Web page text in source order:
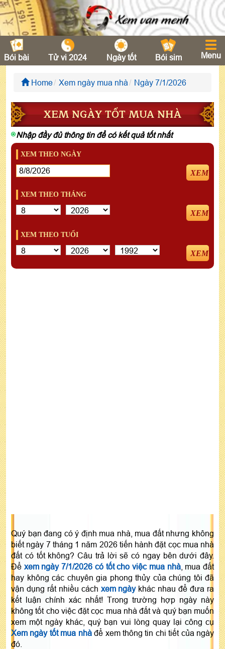
Bói bài Tử vi 2024 Ngày tốt Bói sim Menu
Home Xem ngày mua nhà Ngày 7/1/2026
XEM NGÀY TỐT MUA NHÀ
Nhập đầy đủ thông tin để có kết quả tốt nhất
XEM THEO NGÀY
XEM
XEM THEO THÁNG
XEM
XEM THEO TUỔI
XEM
Quý bạn đang có ý định mua nhà, mua đất nhưng không
biết ngày 7 tháng 1 năm 2026 tiến hành đặt cọc mua nhà
đất có tốt không? Câu trả lời sẽ có ngay bên dưới đây.
Để xem ngày 7/1/2026 có tốt cho việc mua nhà, mua đất
hay không các chuyên gia phong thủy của chúng tôi đã
vận dụng rất nhiều cách xem ngàykhác nhau để đưa ra
kết luận chính xác nhất! Trong trường hợp ngày này
không tốt cho việc đặt cọc mua nhà đất và quý bạn muốn
xem một ngày khác, quý bạn vui lòng quay lại công cụ
Xem ngày tốt mua nhàđể xem thông tin chi tiết của ngày
đó.